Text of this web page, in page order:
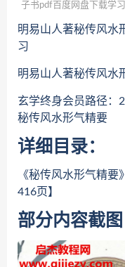
子书pdf百度网盘下载学习
明易山人著秘传风水
习
明易山人著秘传风水
玄学终身会员路径：
秘传风水形气精要
详细目录：
《秘传风水形气精
416页】
部分内容截图